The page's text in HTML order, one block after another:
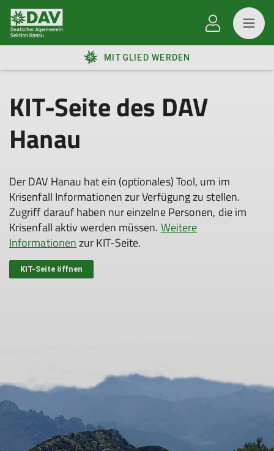
MITGLIED WERDEN
KIT-Seite des DAV
Hanau
Der DAV Hanau hat ein (optionales) Tool, um im
Krisenfall Informationen zur Verfügung zu stellen.
Zugriff darauf haben nur einzelne Personen, die im
Krisenfall aktiv werden müssen. Weitere
Informationenzur KIT-Seite.
KIT-Seite öffnen